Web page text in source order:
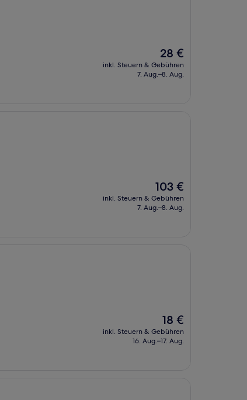
Der
Preis
beträgt
28 €
inkl. Steuern & Gebühren
7. Aug.–8. Aug.
Der
Preis
beträgt
103 €
inkl. Steuern & Gebühren
7. Aug.–8. Aug.
Der
Preis
beträgt
18 €
inkl. Steuern & Gebühren
16. Aug.–17. Aug.